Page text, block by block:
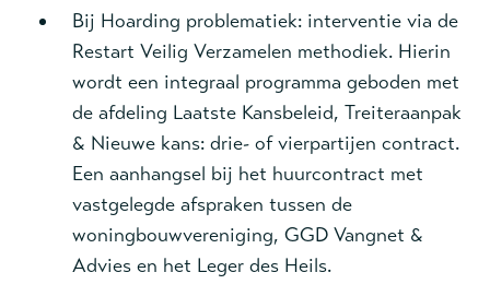
18+
Gezinnen
24-uurs volwassenen
Ambulant
Overig
Uw vraag *
Bij Hoarding problematiek: interventie via de
Restart Veilig Verzamelen methodiek. Hierin
wordt een integraal programma geboden met
de afdeling Laatste Kansbeleid, Treiteraanpak
& Nieuwe kans: drie- of vierpartijen contract.
Een aanhangsel bij het huurcontract met
vastgelegde afspraken tussen de
woningbouwvereniging, GGD Vangnet &
Advies en het Leger des Heils.